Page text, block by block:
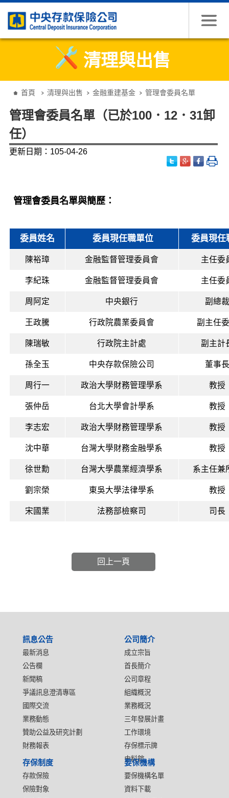
清理與出售
首頁 清理與出售 金融重建基金 管理會委員名單
管理會委員名單（已於100．12．31卸
任）
更新日期：105-04-26
管理會委員名單與簡歷：
委員姓名 委員現任職單位 委員現任
陳裕璋 金融監督管理委員會 主任委
李紀珠 金融監督管理委員會 主任委
周阿定 中央銀行 副總裁
王政騰 行政院農業委員會 副主任
陳瑞敏 行政院主計處 副主計
孫全玉 中央存款保險公司 董事長
周行一 政治大學財務管理學系 教授
張仲岳 台北大學會計學系 教授
李志宏 政治大學財務管理學系 教授
沈中華 台灣大學財務金融學系 教授
徐世勳 台灣大學農業經濟學系 系主任兼
劉宗榮 東吳大學法律學系 教授
宋國業 法務部檢察司 司長
回上一頁
訊息公告
最新消息
公告欄
新聞稿
爭議訊息澄清專區
國際交流
業務動態
贊助公益及研究計劃
財務報表
公司簡介
成立宗旨
首長簡介
公司章程
組織概況
業務概況
三年發展計畫
工作環境
存保標示牌
史料館
存保制度
存款保險
保險對象
要保機構
要保機構名單
資料下載